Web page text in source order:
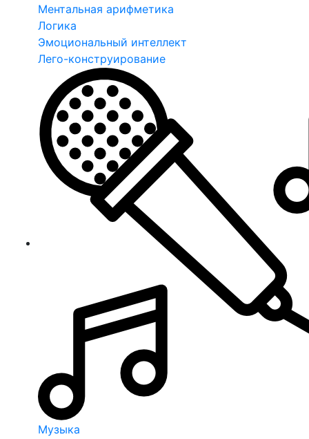
Ментальная арифметика
Логика
Эмоциональный интеллект
Лего-конструирование
Музыка